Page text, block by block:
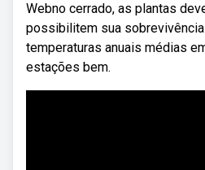
Webno cerrado, as plantas
possibilitem sua
temperaturas anuais médias
estações bem.